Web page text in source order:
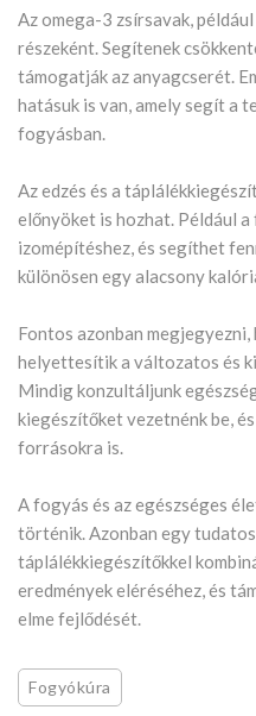
Az omega-3 zsírsavak,
részeként. Segítenek
támogatják az anyagcserét.
hatásuk is van, amely segít a
fogyásban.
Az edzés és a
előnyöket is hozhat. Például
izomépítéshez, és segíthet
különösen egy alacsony
Fontos azonban
helyettesítik a változatos és
Mindig konzultáljunk
kiegészítőket vezetnénk be,
forrásokra is.
A fogyás és az egészséges
történik. Azonban egy
táplálékkiegészítőkkel
eredmények eléréséhez, és
elme fejlődését.
Fogyókúra